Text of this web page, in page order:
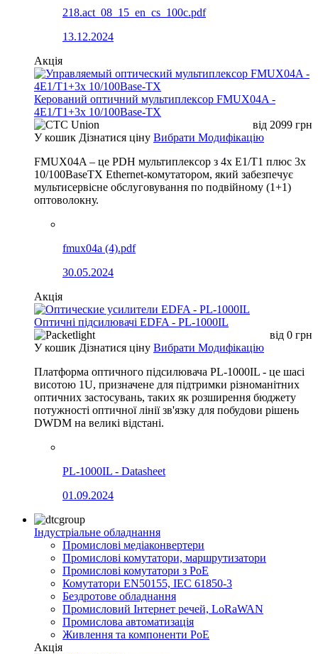
218.act_08_15_en_cs_100c.pdf
13.12.2024
Акція
Керований оптичний мультиплексор FMUX04A -
4E1/T1+3x 10/100Base-TX
від 2099 грн
У кошик Дізнатися ціну Вибрати Модифікацію
FMUX04A – це PDH мультиплексор з 4x E1/T1 плюс 3x
10/100BaseTX Ethernet-комутатором, який забезпечує
мультисервісне обслуговування по подвійному (1+1)
оптоволокну.
fmux04a (4).pdf
30.05.2024
Акція
Оптичні підсилювачі EDFA - PL-1000IL
від 0 грн
У кошик Дізнатися ціну Вибрати Модифікацію
Платформа оптичного підсилювача PL-1000IL - це шасі
висотою 1U, призначене для підтримки різноманітних
оптичних застосувань, таких як розширення бюджету
потужності оптичної лінії зв'язку для побудови рішень
DWDM на великі відстані.
PL-1000IL - Datasheet
01.09.2024
Індустріальне обладнання
Промислові медіаконвертери
Промислові комутатори, маршрутизатори
Промислові комутатори з PoE
Комутатори EN50155, IEC 61850-3
Бездротове обладнання
Промисловий Інтернет речей, LoRaWAN
Промислова автоматизація
Живлення та компоненти PoE
Акція